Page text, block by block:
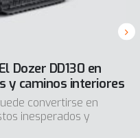
Dozer DD130 en
y caminos interiores
convertirse en
inesperados y